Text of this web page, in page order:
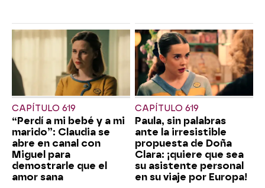
CAPÍTULO 619
“Perdí a mi bebé y a mi
marido”: Claudia se
abre en canal con
Miguel para
demostrarle que el
amor sana
CAPÍTULO 619
Paula, sin palabras
ante la irresistible
propuesta de Doña
Clara: ¡quiere que sea
su asistente personal
en su viaje por Europa!